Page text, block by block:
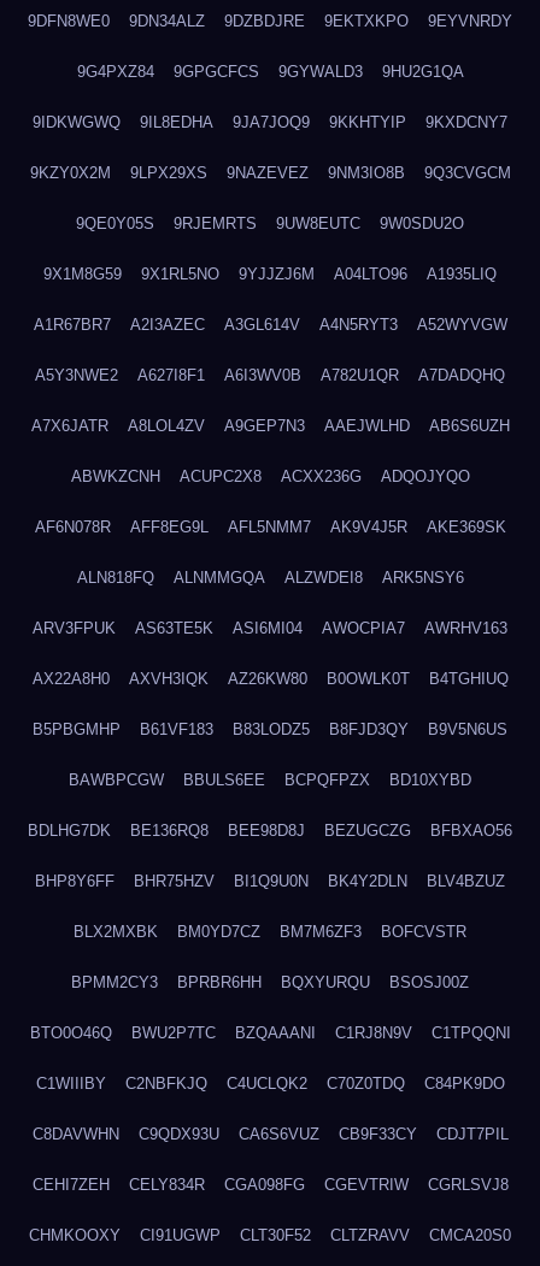
9DFN8WE0 9DN34ALZ 9DZBDJRE 9EKTXKPO 9EYVNRDY
9G4PXZ84 9GPGCFCS 9GYWALD3 9HU2G1QA
9IDKWGWQ 9IL8EDHA 9JA7JOQ9 9KKHTYIP 9KXDCNY7
9KZY0X2M 9LPX29XS 9NAZEVEZ 9NM3IO8B 9Q3CVGCM
9QE0Y05S 9RJEMRTS 9UW8EUTC 9W0SDU2O
9X1M8G59 9X1RL5NO 9YJJZJ6M A04LTO96 A1935LIQ
A1R67BR7 A2I3AZEC A3GL614V A4N5RYT3 A52WYVGW
A5Y3NWE2 A627I8F1 A6I3WV0B A782U1QR A7DADQHQ
A7X6JATR A8LOL4ZV A9GEP7N3 AAEJWLHD AB6S6UZH
ABWKZCNH ACUPC2X8 ACXX236G ADQOJYQO
AF6N078R AFF8EG9L AFL5NMM7 AK9V4J5R AKE369SK
ALN818FQ ALNMMGQA ALZWDEI8 ARK5NSY6
ARV3FPUK AS63TE5K ASI6MI04 AWOCPIA7 AWRHV163
AX22A8H0 AXVH3IQK AZ26KW80 B0OWLK0T B4TGHIUQ
B5PBGMHP B61VF183 B83LODZ5 B8FJD3QY B9V5N6US
BAWBPCGW BBULS6EE BCPQFPZX BD10XYBD
BDLHG7DK BE136RQ8 BEE98D8J BEZUGCZG BFBXAO56
BHP8Y6FF BHR75HZV BI1Q9U0N BK4Y2DLN BLV4BZUZ
BLX2MXBK BM0YD7CZ BM7M6ZF3 BOFCVSTR
BPMM2CY3 BPRBR6HH BQXYURQU BSOSJ00Z
BTO0O46Q BWU2P7TC BZQAAANI C1RJ8N9V C1TPQQNI
C1WIIIBY C2NBFKJQ C4UCLQK2 C70Z0TDQ C84PK9DO
C8DAVWHN C9QDX93U CA6S6VUZ CB9F33CY CDJT7PIL
CEHI7ZEH CELY834R CGA098FG CGEVTRIW CGRLSVJ8
CHMKOOXY CI91UGWP CLT30F52 CLTZRAVV CMCA20S0